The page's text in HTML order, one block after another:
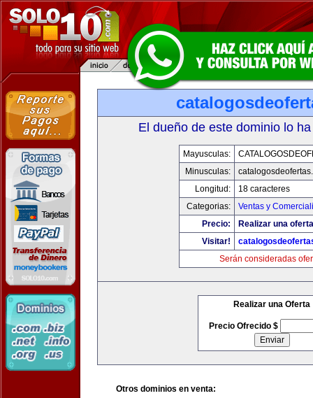
El dueño de este dominio lo
Mayusculas:
Minusculas:
Longitud:
18 caracteres
Categorias:
Ventas y
Precio:
Realizar una
Visitar!
Serán consideradas
Realizar una Oferta
Precio Ofrecido $
Otros dominios en venta: